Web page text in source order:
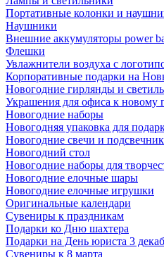
Портативные колонки и
Наушники
Внешние аккумуляторы power
Флешки
Увлажнители воздуха с
Корпоративные подарки на
Новогодние гирлянды и
Украшения для офиса к новому
Новогодние наборы
Новогодняя упаковка для
Новогодние свечи и
Новогодний стол
Новогодние наборы для
Новогодние елочные шары
Новогодние елочные игрушки
Оригинальные календари
Сувениры к праздникам
Подарки ко Дню шахтера
Подарки на День юриста 3
Сувениры к 8 марта